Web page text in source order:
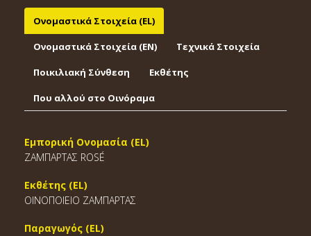
Ονομαστικά Στοιχεία (EL)
Ονομαστικά Στοιχεία (EΝ) Τεχνικά Στοιχεία
Ποικιλιακή Σύνθεση Εκθέτης
Που αλλού στο Οινόραμα
Εμπορική Ονομασία (EL)
ΖΑΜΠΑΡΤΑΣ ROSÉ
Εκθέτης (EL)
ΟΙΝΟΠΟΙΕΙΟ ΖΑΜΠΑΡΤΑΣ
Παραγωγός (EL)